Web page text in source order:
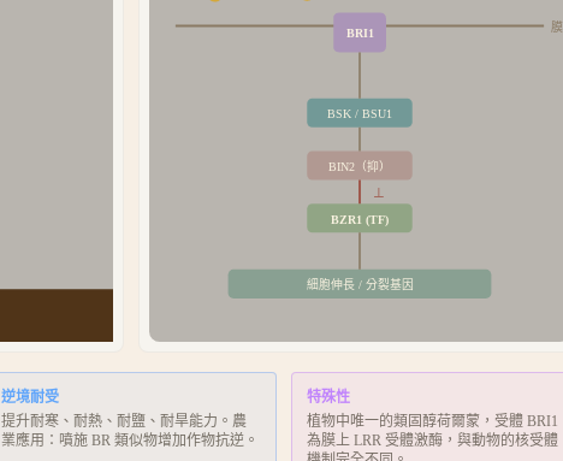
膜
BRI1
BSK / BSU1
BIN2（抑）
BZR1 (TF)
細胞伸長 / 分裂基因
逆境耐受
提升耐寒、耐熱、耐鹽、耐旱能力。農
業應用：噴施 BR 類似物增加作物抗逆。
特殊性
植物中唯一的類固醇荷爾蒙，受體 BRI1
為膜上 LRR 受體激酶，與動物的核受體